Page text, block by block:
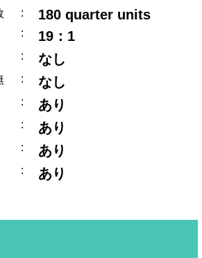
: 180 quarter units
: 19：1
: なし
: なし
: あり
: あり
: あり
: あり